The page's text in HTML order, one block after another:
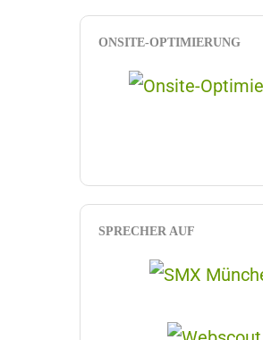
ONSITE-OPTIMIERUNG
SPRECHER AUF